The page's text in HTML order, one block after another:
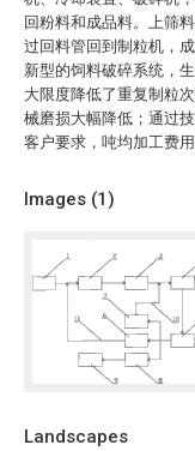
回粉料和成品料。上筛
过回料管回到制粒机，
新型的饲料破碎系统，
大限度降低了重复制粒
械磨损大幅降低；通过
客户要求，吨均加工费
Images (1)
Landscapes